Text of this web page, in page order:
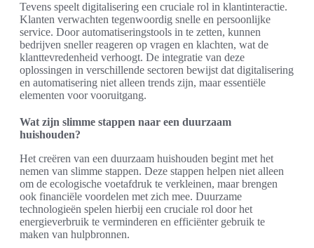
Tevens speelt digitalisering een cruciale rol in klantinteractie.
Klanten verwachten tegenwoordig snelle en persoonlijke
service. Door automatiseringstools in te zetten, kunnen
bedrijven sneller reageren op vragen en klachten, wat de
klanttevredenheid verhoogt. De integratie van deze
oplossingen in verschillende sectoren bewijst dat digitalisering
en automatisering niet alleen trends zijn, maar essentiële
elementen voor vooruitgang.
Wat zijn slimme stappen naar een duurzaam
huishouden?
Het creëren van een duurzaam huishouden begint met het
nemen van slimme stappen. Deze stappen helpen niet alleen
om de ecologische voetafdruk te verkleinen, maar brengen
ook financiële voordelen met zich mee. Duurzame
technologieën spelen hierbij een cruciale rol door het
energieverbruik te verminderen en efficiënter gebruik te
maken van hulpbronnen.